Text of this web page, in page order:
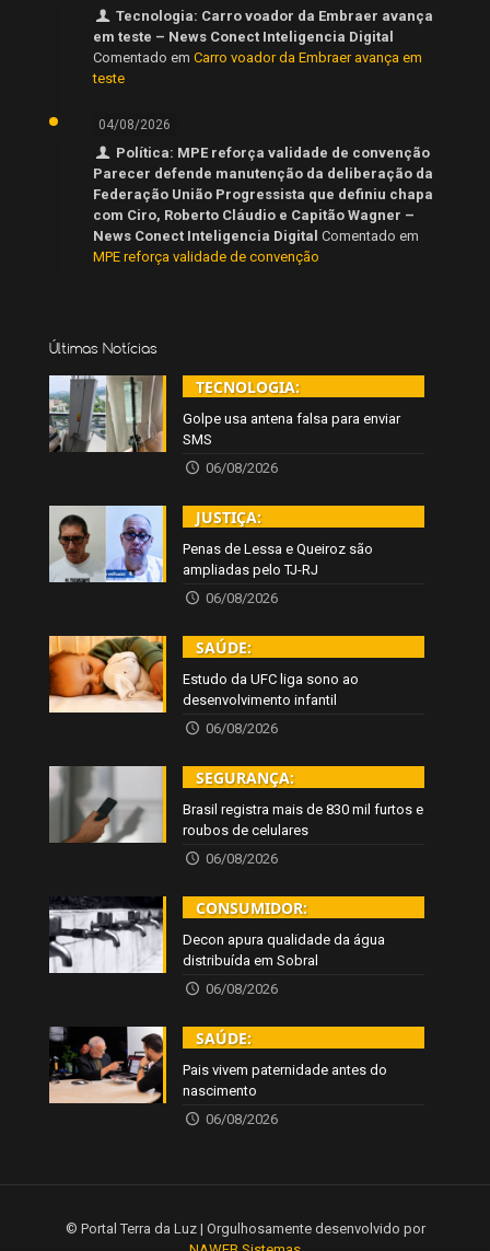
Tecnologia: Carro voador da Embraer avança
em teste – News Conect Inteligencia Digital
Comentado em Carro voador da Embraer avança em
teste
04/08/2026
Política: MPE reforça validade de convenção
Parecer defende manutenção da deliberação da
Federação União Progressista que definiu chapa
com Ciro, Roberto Cláudio e Capitão Wagner –
News Conect Inteligencia Digital Comentado em
MPE reforça validade de convenção
Últimas Notícias
TECNOLOGIA:
Golpe usa antena falsa para enviar
SMS
06/08/2026
JUSTIÇA:
Penas de Lessa e Queiroz são
ampliadas pelo TJ-RJ
06/08/2026
SAÚDE:
Estudo da UFC liga sono ao
desenvolvimento infantil
06/08/2026
SEGURANÇA:
Brasil registra mais de 830 mil furtos e
roubos de celulares
06/08/2026
CONSUMIDOR:
Decon apura qualidade da água
distribuída em Sobral
06/08/2026
SAÚDE:
Pais vivem paternidade antes do
nascimento
06/08/2026
© Portal Terra da Luz | Orgulhosamente desenvolvido por